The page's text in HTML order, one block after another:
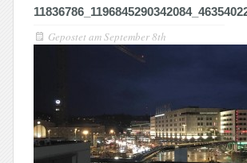
Gepostet amSeptember 8th